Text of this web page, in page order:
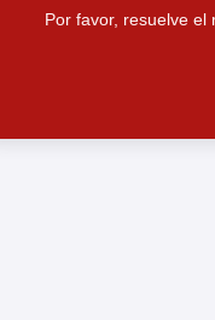
Por favor, resuelve